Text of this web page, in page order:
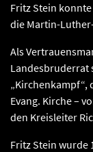
Fritz Stein
die Martin-
Als
Landesbruderrat
„Kirchenkampf“,
Evang. Kirche –
den Kreisleiter
Fritz Stein wurde